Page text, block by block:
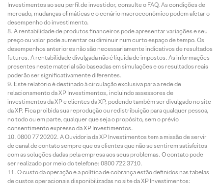
Investimentos ao seu perfil de investidor, consulte o FAQ. As condições de
mercado, mudanças climáticas e o cenário macroeconômico podem afetar o
desempenho do investimento.
A rentabilidade de produtos financeiros pode apresentar variações e seu
preço ou valor pode aumentar ou diminuir num curto espaço de tempo. Os
desempenhos anteriores não são necessariamente indicativos de resultados
futuros. A rentabilidade divulgada não é líquida de impostos. As informações
presentes neste material são baseadas em simulações e os resultados reais
poderão ser significativamente diferentes.
Este relatório é destinado à circulação exclusiva para a rede de
relacionamento da XP Investimentos, incluindo assessores de
investimentos da XP e clientes da XP, podendo também ser divulgado no site
da XP. Fica proibida sua reprodução ou redistribuição para qualquer pessoa,
no todo ou em parte, qualquer que seja o propósito, sem o prévio
consentimento expresso da XP Investimentos.
0800 77 20202. A Ouvidoria da XP Investimentos tem a missão de servir
de canal de contato sempre que os clientes que não se sentirem satisfeitos
com as soluções dadas pela empresa aos seus problemas. O contato pode
ser realizado por meio do telefone: 0800 722 3710.
O custo da operação e a política de cobrança estão definidos nas tabelas
de custos operacionais disponibilizadas no site da XP Investimentos: